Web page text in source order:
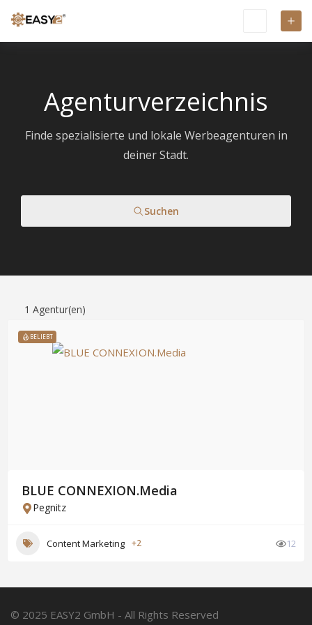
Agenturverzeichnis
Finde spezialisierte und lokale Werbeagenturen in
deiner Stadt.
Suchen
1 Agentur(en)
BELIEBT
BLUE CONNEXION.Media
Pegnitz
Content Marketing +2 12
© 2025 EASY2 GmbH - All Rights Reserved